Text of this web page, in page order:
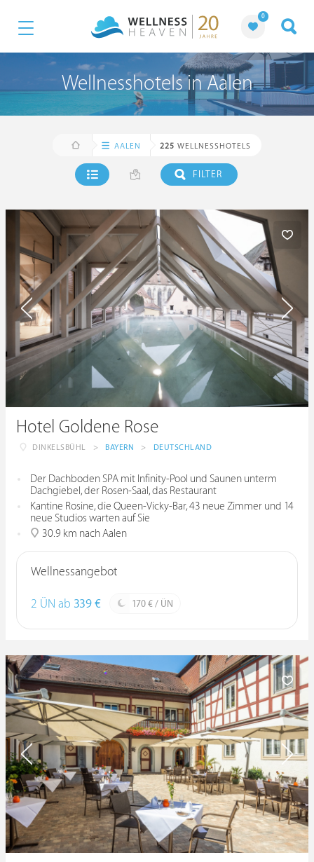
0
Wellnesshotels in Aalen
AALEN 225 WELLNESSHOTELS
FILTER
Hotel Goldene Rose
DINKELSBÜHL > BAYERN > DEUTSCHLAND
Der Dachboden SPA mit Infinity-Pool und Saunen unterm
Dachgiebel, der Rosen-Saal, das Restaurant
Kantine Rosine, die Queen-Vicky-Bar, 43 neue Zimmer und 14
neue Studios warten auf Sie
30.9 km nach Aalen
Wellnessangebot
2 ÜN ab 339 € 170 € / ÜN